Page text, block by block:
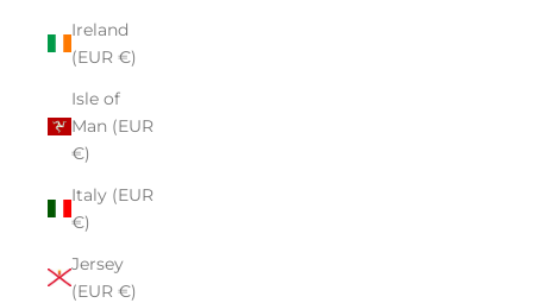
Ireland
(EUR €)
Isle of
Man (EUR
€)
Italy (EUR
€)
Jersey
(EUR €)